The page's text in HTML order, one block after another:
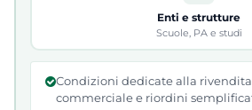
Enti e strutture
Scuole, PA e studi
Condizioni dedicate alla
commerciale e riordini